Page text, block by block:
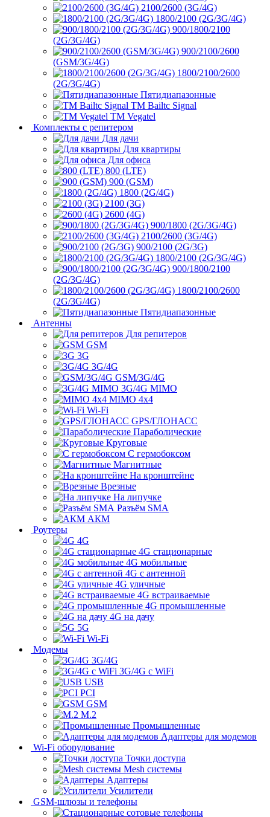
2100/2600 (3G/4G)
1800/2100 (2G/3G/4G)
900/1800/2100
(2G/3G/4G)
900/2100/2600
(GSM/3G/4G)
1800/2100/2600
(2G/3G/4G)
Пятидиапазонные
ТМ Bailtc Signal
ТМ Vegatel
Комплекты с репитером
Для дачи
Для квартиры
Для офиса
800 (LTE)
900 (GSM)
1800 (2G/4G)
2100 (3G)
2600 (4G)
900/1800 (2G/3G/4G)
2100/2600 (3G/4G)
900/2100 (2G/3G)
1800/2100 (2G/3G/4G)
900/1800/2100
(2G/3G/4G)
1800/2100/2600
(2G/3G/4G)
Пятидиапазонные
Антенны
Для репитеров
GSM
3G
3G/4G
GSM/3G/4G
3G/4G MIMO
MIMO 4x4
Wi-Fi
GPS/ГЛОНАСС
Параболические
Круговые
С гермобоксом
Магнитные
На кронштейне
Врезные
На липучке
Разъём SMA
АКМ
Роутеры
4G
4G стационарные
4G мобильные
4G с антенной
4G уличные
4G встраиваемые
4G промышленные
4G на дачу
5G
Wi-Fi
Модемы
3G/4G
3G/4G с WiFi
USB
PCI
GSM
M.2
Промышленные
Адаптеры для модемов
Wi-Fi оборудование
Точки доступа
Mesh системы
Адаптеры
Усилители
GSM-шлюзы и телефоны